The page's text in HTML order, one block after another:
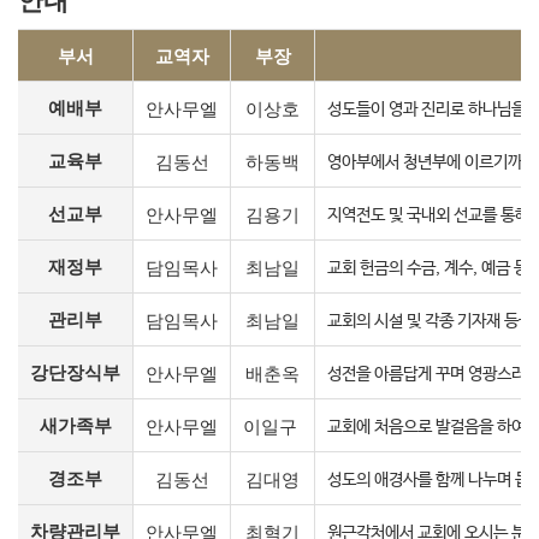
부서 교역자
부장
예배부
안사무엘 이상호 성도들이 영과 진리로 하나님을
교육부 김동선 하동백 영아부에서 청년부에 이르기까
선교부 안사무엘 김용기 지역전도 및 국내외 선교를 통해
재정부 담임목사 최남일 교회 헌금의 수금, 계수, 예금 등
관리부 담임목사 최남일 교회의 시설 및 각종 기자재 등
강단장식부 안사무엘 배춘옥 성전을 아름답게 꾸며 영광스러
새가족부 안사무엘 이일구 교회에 처음으로 발걸음을 하여
경조부 김동선 김대영 성도의 애경사를 함께 나누며 돕
차량관리부 안사무엘 최혁기 원근각처에서 교회에 오시는 분